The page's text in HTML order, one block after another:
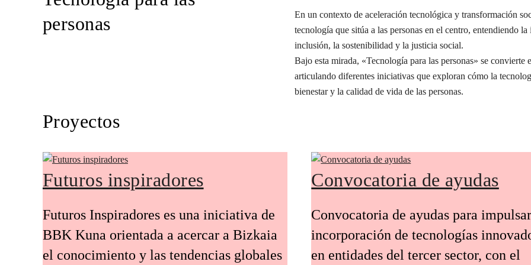
personas
En un contexto de aceleración tecnológica y transformación
tecnología que sitúa a las personas en el centro, entendiendo
inclusión, la sostenibilidad y la justicia social.
Bajo esta mirada, «Tecnología para las personas» se
articulando diferentes iniciativas que exploran cómo la
bienestar y la calidad de vida de las personas.
Proyectos
Futuros inspiradores
Futuros Inspiradores es una iniciativa de
BBK Kuna orientada a acercar a Bizkaia
el conocimiento y las tendencias globales
Convocatoria de ayudas
Convocatoria de ayudas para
incorporación de tecnologías
en entidades del tercer sector, con el